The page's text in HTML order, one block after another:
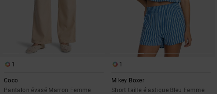
1
Coco
Pantalon évasé Marron Femme
1
Mikey Boxer
Short taille élastique Bleu Femme